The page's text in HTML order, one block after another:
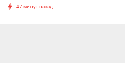
47 минут назад